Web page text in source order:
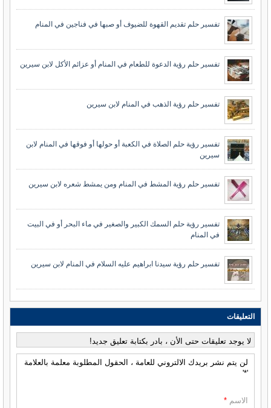
تفسير حلم تقديم القهوة للضيوف أو صبها في فناجين في المنام
تفسير حلم رؤية الدعوة للطعام في المنام أو عزائم الأكل لابن سيرين
تفسير حلم رؤية الذهب في المنام لابن سيرين
تفسير رؤية حلم الصلاة في الكعبة أو حولها أو فوقها في المنام لابن
سيرين
تفسير حلم رؤية المشط في المنام ومن يمشط شعره لابن سيرين
تفسير رؤية حلم السمك الكبير والصغير في ماء البحر أو في البيت
في المنام
تفسير حلم رؤية سيدنا ابراهيم عليه السلام في المنام لابن سيرين
التعليقات
لا يوجد تعليقات حتى الأن ، بادر بكتابة تعليق جديد!
لن يتم نشر بريدك الالتروني للعامة ، الحقول المطلوبة معلمة بالعلامة
'*'
الاسم *